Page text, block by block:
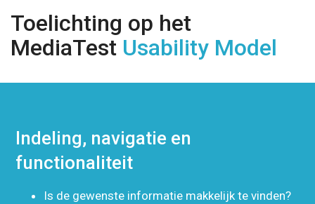
Toelichting op het
MediaTest Usability Model
Indeling, navigatie en
functionaliteit
Is de gewenste informatie makkelijk te vinden?